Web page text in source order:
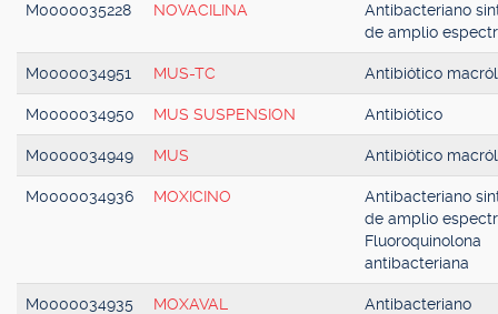
M0000035228 NOVACILINA
Antibacteriano
de amplio
M0000034951 MUS-TC Antibiótico
M0000034950 MUS SUSPENSION Antibiótico
M0000034949 MUS Antibiótico
M0000034936 MOXICINO
Antibacteriano
de amplio
Fluoroquinolona
antibacteriana
M0000034935 MOXAVAL
Antibacteriano